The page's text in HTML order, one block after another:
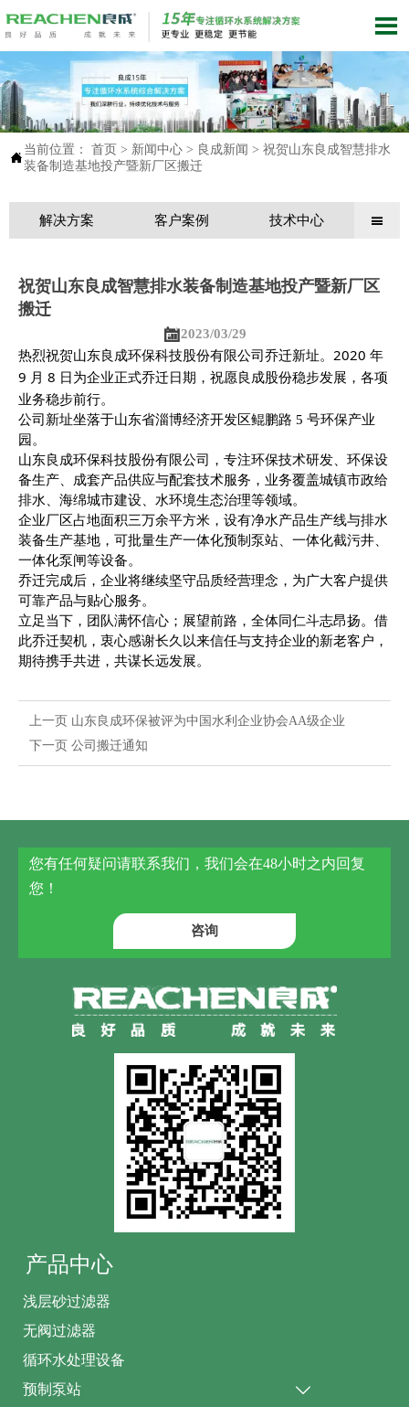


当前位置： 首页 > 新闻中心 > 良成新闻 > 祝贺山东良成智慧排水
装备制造基地投产暨新厂区搬迁
解决方案 客户案例 技术中心 
祝贺山东良成智慧排水装备制造基地投产暨新厂区
搬迁
2023/03/29
热烈祝贺山东良成环保科技股份有限公司乔迁新址。2020 年
9 月 8 日为企业正式乔迁日期，祝愿良成股份稳步发展，各项
业务稳步前行。
公司新址坐落于山东省淄博经济开发区鲲鹏路 5 号环保产业
园。
山东良成环保科技股份有限公司，专注环保技术研发、环保设
备生产、成套产品供应与配套技术服务，业务覆盖城镇市政给
排水、海绵城市建设、水环境生态治理等领域。
企业厂区占地面积三万余平方米，设有净水产品生产线与排水
装备生产基地，可批量生产一体化预制泵站、一体化截污井、
一体化泵闸等设备。
乔迁完成后，企业将继续坚守品质经营理念，为广大客户提供
可靠产品与贴心服务。
立足当下，团队满怀信心；展望前路，全体同仁斗志昂扬。借
此乔迁契机，衷心感谢长久以来信任与支持企业的新老客户，
期待携手共进，共谋长远发展。
上一页 山东良成环保被评为中国水利企业协会AA级企业
下一页公司搬迁通知
您有任何疑问请联系我们，我们会在48小时之内回复
您！
咨询
产品中心
浅层砂过滤器
无阀过滤器
循环水处理设备
预制泵站
